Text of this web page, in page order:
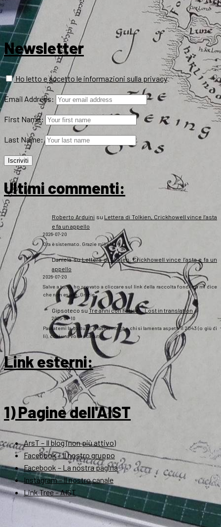
Newsletter
Ho letto e accetto le informazioni sulla privacy
Email Address:
First Name:
Last Name:
Ultimi commenti:
Roberto Arduini su Lettera di Tolkien, Crickhowell vince l’asta
e fa un appello
2026-07-20
Ora è sistemato. Grazie mille!
DanielasuLettera di Tolkien, Crickhowell vince l’asta e fa un
appello
2026-07-20
Salve a tutti, ho provato a cliccare sul link della raccolta fondi ma mi dice
che non esiste. Grazie
Gipsoteco su Tre anni con Fatica… Lost in translation
2026-07-10
Passatemi la battuta: e lasciamo che chi si lamenta aspetti il 2043 (o giù di
lì), così una volta scaduti…
Link esterni:
1) Pagine dell'AIST
ArsT – Il blog (non più attivo)
Facebook – Il nostro gruppo
Facebook – La nostra pagina
Instagram – Il nostro canale
Link Tree – AIST